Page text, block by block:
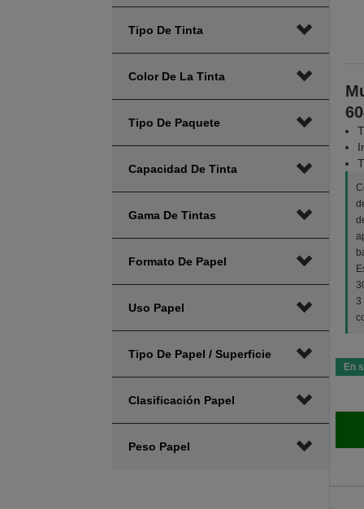
mínimo
de
máximo
de
Tipo De Tinta
Color De La Tinta
Tipo De Paquete
Capacidad De Tinta
Gama De Tintas
Formato De Papel
Uso Papel
Tipo De Papel / Superficie
Clasificación Papel
Peso Papel
3
En